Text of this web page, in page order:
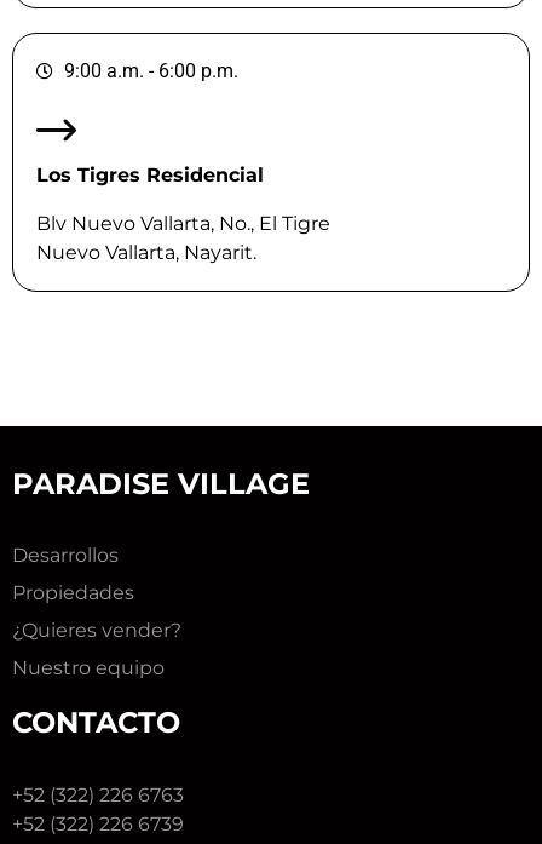
9:00 a.m. - 6:00 p.m.
Los Tigres Residencial
Blv Nuevo Vallarta, No., El Tigre
Nuevo Vallarta, Nayarit.
PARADISE VILLAGE
Desarrollos
Propiedades
¿Quieres vender?
Nuestro equipo
CONTACTO
+52 (322) 226 6763
+52 (322) 226 6739